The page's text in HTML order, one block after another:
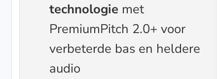
technologie met
PremiumPitch 2.0+ voor
verbeterde bas en heldere
audio